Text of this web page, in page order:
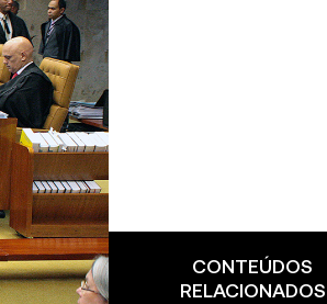
CONTEÚDOS
RELACIONADOS